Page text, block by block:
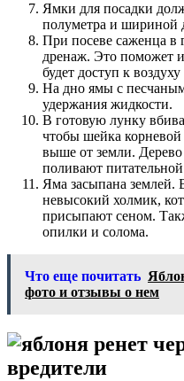
Ямки для посадки
полуметра и шириной
При посеве саженца в
дренаж. Это поможет
будет доступ к
На дно ямы с
удержания жидкости.
В готовую лунку
чтобы шейка
выше от земли.
поливают
Яма засыпана землей.
невысокий холмик,
присыпают сеном.
опилки и солома.
Что еще почитать
фото и отзывы о нем
вредители